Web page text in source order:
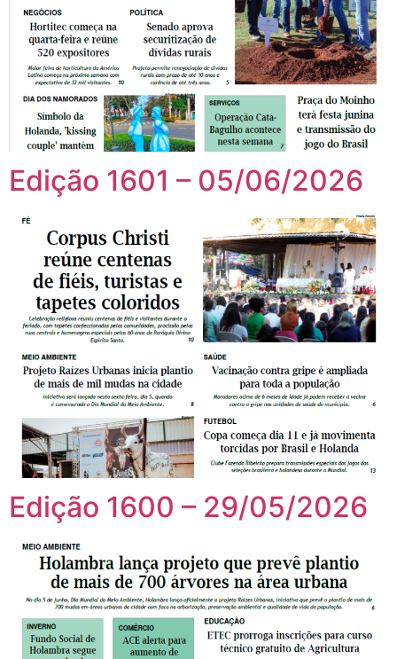
Edição 1601 – 05/06/2026
Edição 1600 – 29/05/2026